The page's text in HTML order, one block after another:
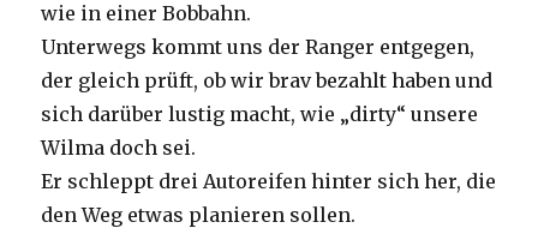
wie in einer Bobbahn.
Unterwegs kommt uns der Ranger entgegen,
der gleich prüft, ob wir brav bezahlt haben und
sich darüber lustig macht, wie „dirty“ unsere
Wilma doch sei.
Er schleppt drei Autoreifen hinter sich her, die
den Weg etwas planieren sollen.